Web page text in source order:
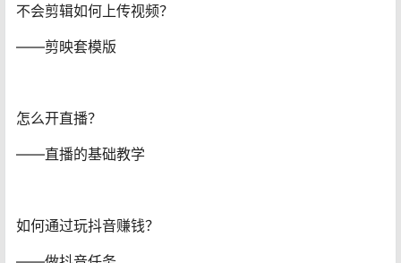
不会剪辑如何上传视频？
——剪映套模版
怎么开直播？
——直播的基础教学
如何通过玩抖音赚钱？